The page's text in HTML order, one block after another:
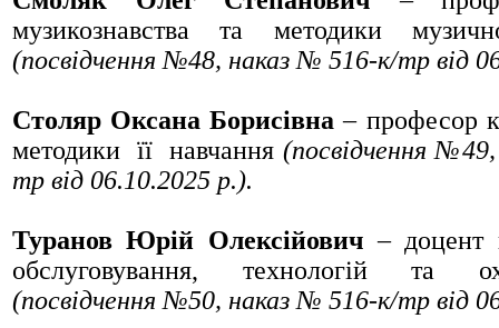
музикознавства та методики
(посвідчення №48, наказ № 516-к/тр від
Столяр Оксана Борисівна – професор
методики її навчання (посвідчення
тр від 06.10.2025 р.).
Туранов Юрій Олексійович – доцент
обслуговування, технологій та
(посвідчення №50, наказ № 516-к/тр від